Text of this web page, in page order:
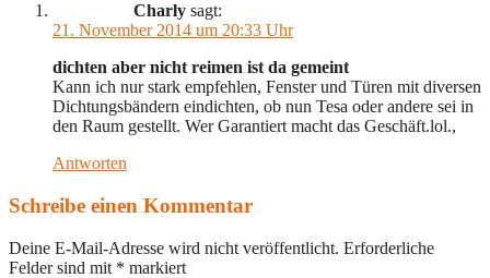
Charly sagt:
21. November 2014 um 20:33 Uhr
dichten aber nicht reimen ist da gemeint
Kann ich nur stark empfehlen, Fenster und Türen mit diversen
Dichtungsbändern eindichten, ob nun Tesa oder andere sei in
den Raum gestellt. Wer Garantiert macht das Geschäft.lol.,
Antworten
Schreibe einen Kommentar
Deine E-Mail-Adresse wird nicht veröffentlicht. Erforderliche
Felder sind mit * markiert